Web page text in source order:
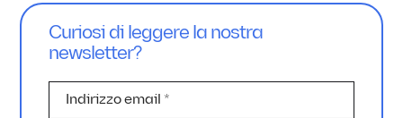
Curiosi di leggere la nostra
newsletter?